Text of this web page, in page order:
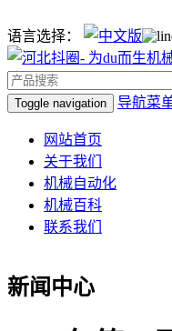
语言选择：
Toggle navigation 导航菜
网站首页
关于我们
机械自动化
机械百科
联系我们
新闻中心